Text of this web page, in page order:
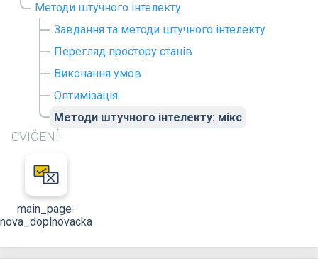
Методи штучного інтелекту
Завдання та методи штучного інтелекту
Перегляд простору станів
Виконання умов
Оптимізація
Методи штучного інтелекту: мікс
CVIČENÍ
main_page-
nova_doplnovacka